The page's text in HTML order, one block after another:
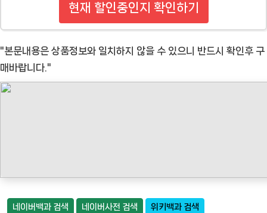
현재 할인중인지 확인하기
"본문내용은 상품정보와 일치하지 않을 수 있으니 반드시 확인후 구
매바랍니다."
네이버백과 검색 네이버사전 검색 위키백과 검색